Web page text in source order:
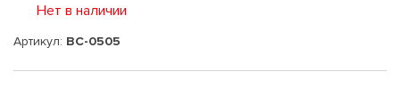
Нет в наличии
Артикул: BC-0505